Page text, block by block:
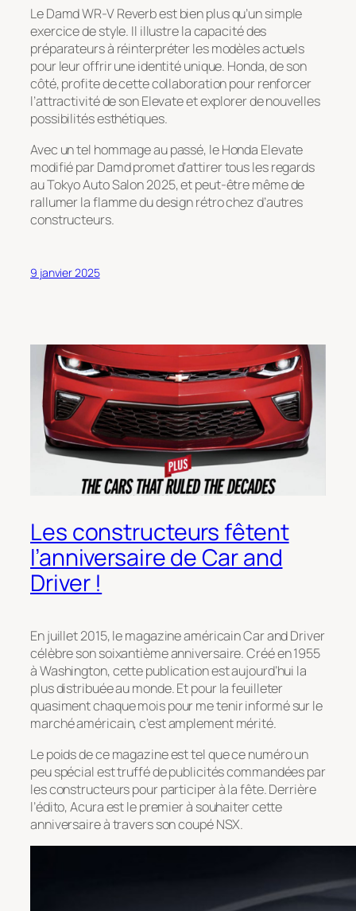
Le Damd WR-V Reverb est bien plus qu’un simple
exercice de style. Il illustre la capacité des
préparateurs à réinterpréter les modèles actuels
pour leur offrir une identité unique. Honda, de son
côté, profite de cette collaboration pour renforcer
l’attractivité de son Elevate et explorer de nouvelles
possibilités esthétiques.
Avec un tel hommage au passé, le Honda Elevate
modifié par Damd promet d’attirer tous les regards
au Tokyo Auto Salon 2025, et peut-être même de
rallumer la flamme du design rétro chez d’autres
constructeurs.
9 janvier 2025
Les constructeurs fêtent
l’anniversaire de Car and
Driver !
En juillet 2015, le magazine américain Car and Driver
célèbre son soixantième anniversaire. Créé en 1955
à Washington, cette publication est aujourd’hui la
plus distribuée au monde. Et pour la feuilleter
quasiment chaque mois pour me tenir informé sur le
marché américain, c’est amplement mérité.
Le poids de ce magazine est tel que ce numéro un
peu spécial est truffé de publicités commandées par
les constructeurs pour participer à la fête. Derrière
l’édito, Acura est le premier à souhaiter cette
anniversaire à travers son coupé NSX.